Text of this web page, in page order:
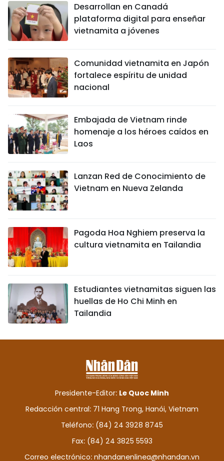
Desarrollan en Canadá
plataforma digital para enseñar
vietnamita a jóvenes
Comunidad vietnamita en Japón
fortalece espíritu de unidad
nacional
Embajada de Vietnam rinde
homenaje a los héroes caídos en
Laos
Lanzan Red de Conocimiento de
Vietnam en Nueva Zelanda
Pagoda Hoa Nghiem preserva la
cultura vietnamita en Tailandia
Estudiantes vietnamitas siguen las
huellas de Ho Chi Minh en
Tailandia
Presidente-Editor: Le Quoc Minh
Redacción central: 71 Hang Trong, Hanói, Vietnam
Teléfono: (84) 24 3928 8745
Fax: (84) 24 3825 5593
Correo electrónico: nhandanenlinea@nhandan.vn